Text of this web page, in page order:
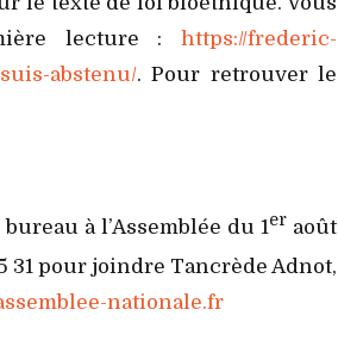
lecture : https://frederic-
abstenu/. Pour retrouver le
à l’Assemblée du 1er août
31 pour joindre Tancrède Adnot,
nationale.fr